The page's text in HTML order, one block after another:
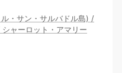
・サン・サルバドル島) /
シャーロット・アマリー